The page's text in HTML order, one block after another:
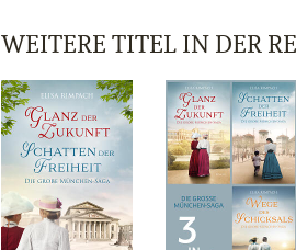
WEITERE TITEL IN DER